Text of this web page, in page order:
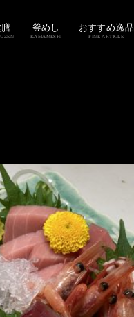
釜めし
KAMAMESHI
おすすめ逸品
FINE ARTICLE